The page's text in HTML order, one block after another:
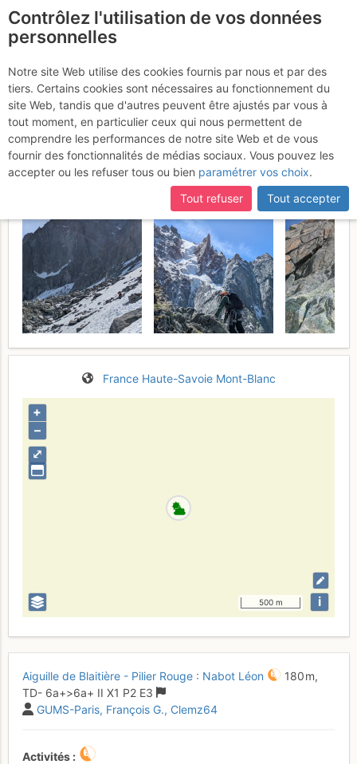
Aiguille de Blaitière -
Pilier Rouge : Nabot Léon
(L1-L2)
Dimanche 14 juin 2026
France Haute-Savoie Mont-Blanc
⤢
+
–
500 m i
Aiguille de Blaitière - Pilier Rouge : Nabot Léon
180 m,
TD- 6a+>6a+ II X1 P2 E3
GUMS-Paris François G. Clemz64
Activités
Contrôlez l'utilisation de vos données
personnelles
Notre site Web utilise des cookies fournis par nous et par des
tiers. Certains cookies sont nécessaires au fonctionnement du
site Web, tandis que d'autres peuvent être ajustés par vous à
tout moment, en particulier ceux qui nous permettent de
comprendre les performances de notre site Web et de vous
fournir des fonctionnalités de médias sociaux. Vous pouvez les
accepter ou les refuser tous ou bien paramétrer vos choix.
Tout refuser
Tout accepter